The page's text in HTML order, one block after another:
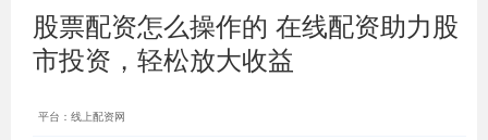
股票配资怎么操作的 在线配资助力股
市投资，轻松放大收益
平台：线上配资网